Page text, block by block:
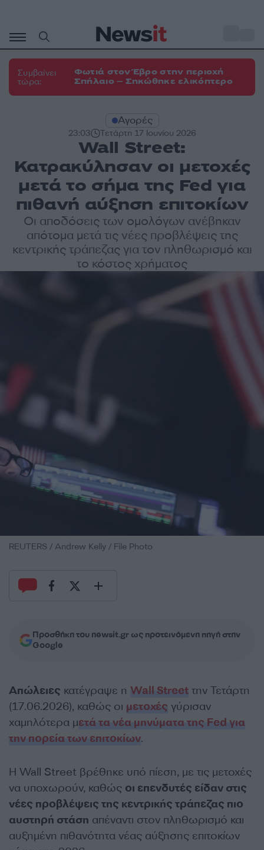
περιεχόμενο
Συμβαίνει
τώρα:
Φωτιά στον Έβρο στην περιοχή
Σπήλαιο – Σηκώθηκε ελικόπτερο
Αγορές
23:03 Τετάρτη 17 Ιουνίου 2026
Wall Street:
Κατρακύλησαν οι μετοχές
μετά το σήμα της Fed για
πιθανή αύξηση επιτοκίων
Οι αποδόσεις των ομολόγων ανέβηκαν
απότομα μετά τις νέες προβλέψεις της
κεντρικής τράπεζας για τον πληθωρισμό και
το κόστος χρήματος
REUTERS / Andrew Kelly / File Photo
Προσθήκη του newsit.gr ως προτεινόμενη πηγή στην
Google
Απώλειες κατέγραψε η Wall Street την Τετάρτη
(17.06.2026), καθώς οι μετοχές γύρισαν
χαμηλότερα μετά τα νέα μηνύματα της Fed για
την πορεία των επιτοκίων.
Η Wall Street βρέθηκε υπό πίεση, με τις μετοχές
να υποχωρούν, καθώς οι επενδυτές είδαν στις
νέες προβλέψεις της κεντρικής τράπεζας πιο
αυστηρή στάση απέναντι στον πληθωρισμό και
αυξημένη πιθανότητα νέας αύξησης επιτοκίων